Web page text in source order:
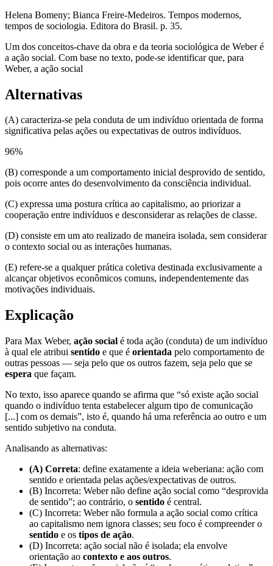
Helena Bomeny; Bianca Freire-Medeiros. Tempos modernos,
tempos de sociologia. Editora do Brasil. p. 35.
Um dos conceitos-chave da obra e da teoria sociológica de Weber é
a ação social. Com base no texto, pode-se identificar que, para
Weber, a ação social
Alternativas
(A) caracteriza-se pela conduta de um indivíduo orientada de forma
significativa pelas ações ou expectativas de outros indivíduos.
96%
(B) corresponde a um comportamento inicial desprovido de sentido,
pois ocorre antes do desenvolvimento da consciência individual.
(C) expressa uma postura crítica ao capitalismo, ao priorizar a
cooperação entre indivíduos e desconsiderar as relações de classe.
(D) consiste em um ato realizado de maneira isolada, sem considerar
o contexto social ou as interações humanas.
(E) refere-se a qualquer prática coletiva destinada exclusivamente a
alcançar objetivos econômicos comuns, independentemente das
motivações individuais.
Explicação
Para Max Weber, ação social é toda ação (conduta) de um indivíduo
à qual ele atribui sentido e que é orientada pelo comportamento de
outras pessoas — seja pelo que os outros fazem, seja pelo que se
espera que façam.
No texto, isso aparece quando se afirma que “só existe ação social
quando o indivíduo tenta estabelecer algum tipo de comunicação
[...] com os demais”, isto é, quando há uma referência ao outro e um
sentido subjetivo na conduta.
Analisando as alternativas:
(A) Correta: define exatamente a ideia weberiana: ação com
sentido e orientada pelas ações/expectativas de outros.
(B) Incorreta: Weber não define ação social como “desprovida
de sentido”; ao contrário, o sentido é central.
(C) Incorreta: Weber não formula a ação social como crítica
ao capitalismo nem ignora classes; seu foco é compreender o
sentido e os tipos de ação.
(D) Incorreta: ação social não é isolada; ela envolve
orientação ao contexto e aos outros.